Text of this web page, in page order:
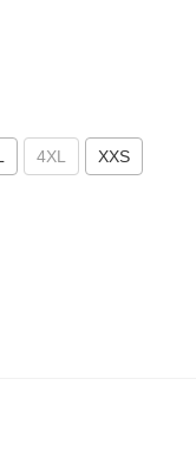
4XL XXS